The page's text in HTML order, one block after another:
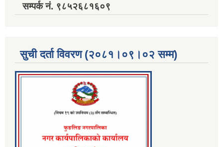
सम्पर्क नं. ९८५२६८१६०९
सुची दर्ता विवरण (२०८१।०९।०२ सम्म)